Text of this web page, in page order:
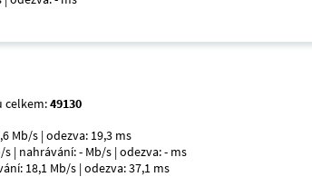
celkem:49130
Mb/s | odezva: 19,3 ms
| nahrávání: - Mb/s | odezva: - ms
18,1 Mb/s | odezva: 37,1 ms